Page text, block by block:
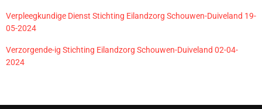
Verpleegkundige Dienst Stichting Eilandzorg Schouwen-Duiveland 19-
05-2024
Verzorgende-ig Stichting Eilandzorg Schouwen-Duiveland 02-04-
2024